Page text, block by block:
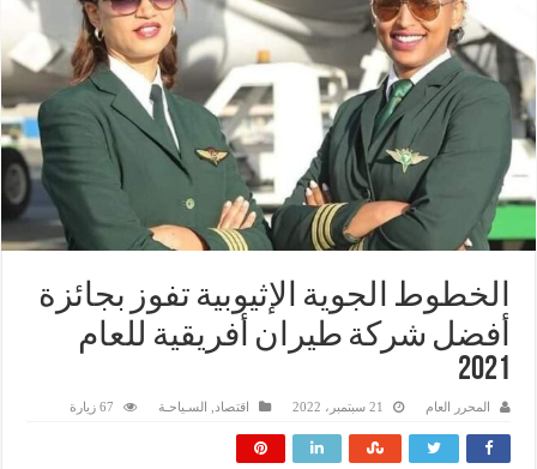
الخطوط الجوية الإثيوبية تفوز بجائزة
أفضل شركة طيران أفريقية للعام
2021
المحرر العام 21 سبتمبر، 2022 اقتصاد السـياحـة 67 زيارة